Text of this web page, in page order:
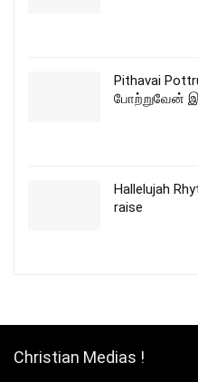
Pithavai
போற்றுவேன்
Hallelujah
raise
Christian Medias !